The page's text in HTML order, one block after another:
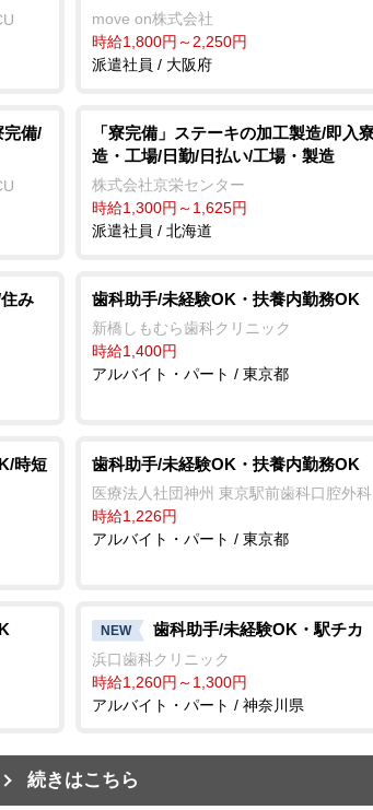
move on株式会社
時給1,800円～2,250円
派遣社員 / 大阪府
完備/
「寮完備」ステーキの加工製造/即入
造・工場/日勤/日払い/工場・製造
株式会社京栄センター
時給1,300円～1,625円
派遣社員 / 北海道
み 歯科助手/未経験OK・扶養内勤務OK
新橋しもむら歯科クリニック
時給1,400円
アルバイト・パート / 東京都
時短 歯科助手/未経験OK・扶養内勤務OK
医療法人社団神州 東京駅前歯科口腔外科
時給1,226円
アルバイト・パート / 東京都
NEW 歯科助手/未経験OK・駅チカ
浜口歯科クリニック
時給1,260円～1,300円
アルバイト・パート / 神奈川県
続きはこちら